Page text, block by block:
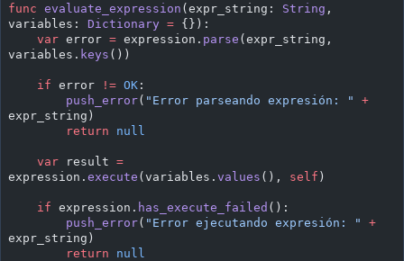
func evaluate_expression (expr_string: String ,
variables: Dictionary = {}):
    var
error = expression. parse (expr_string,
variables. keys ())
    if
error != OK :
        push_error
( "Error parseando expresión: "
+
expr_string)
        return
null
    var
result =
expression. execute (variables. values (), self )
    if
expression. has_execute_failed ():
        push_error
( "Error ejecutando expresión: "
+
expr_string)
        return
null